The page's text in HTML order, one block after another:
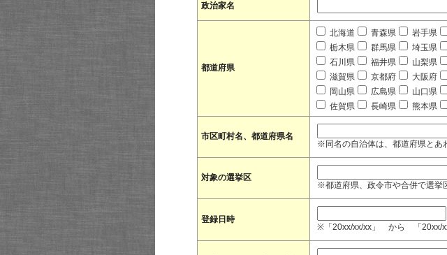
政治家名
都道府県
北海道 青森県 岩手県
栃木県
群馬県 埼玉県
石川県
福井県 山梨県
滋賀県
京都府 大阪府
岡山県
広島県 山口県
佐賀県
長崎県 熊本県
市区町村名、都道府県名
※同名の自治体は、都道府県とあ
対象の選挙区
※都道府県、政令市や合併で選挙
登録日時
※「20xx/xx/xx」 から 「20xx/